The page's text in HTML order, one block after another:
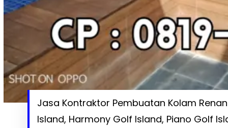
Jasa Kontraktor Pembuatan Kolam
Island, Harmony Golf Island, Piano Golf